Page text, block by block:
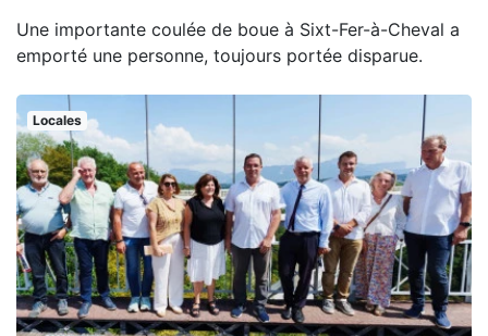
Une importante coulée de boue à Sixt-Fer-à-Cheval a
emporté une personne, toujours portée disparue.
Locales